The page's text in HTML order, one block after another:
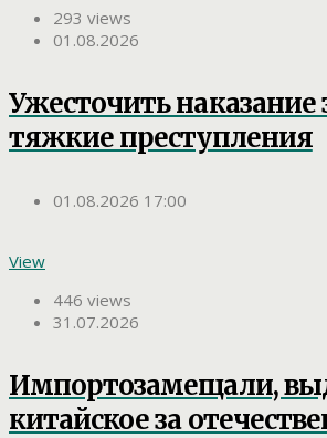
293 views
01.08.2026
Ужесточить наказание
тяжкие преступления
01.08.2026 17:00
View
446 views
31.07.2026
Импортозамещали,
китайское за